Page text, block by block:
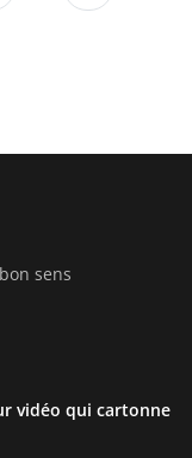
sens
vidéo qui cartonne